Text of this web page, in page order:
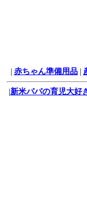
| 赤ちゃん準備用品|
|新米パパの育児大好